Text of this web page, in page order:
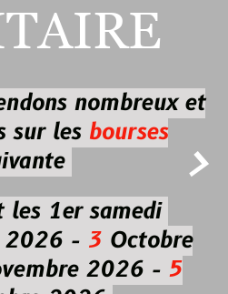

nombreux et
sur les bourses
1er samedi
2026 - 3Octobre
2026 - 5